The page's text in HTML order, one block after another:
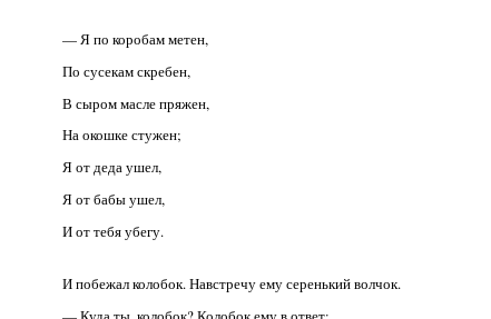
— Я по коробам метен,
По сусекам скребен,
В сыром масле пряжен,
На окошке стужен;
Я от деда ушел,
Я от бабы ушел,
И от тебя убегу.
И побежал колобок. Навстречу ему серенький волчок.